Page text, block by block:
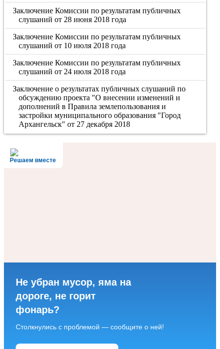
Заключение Комиссии по результатам публичных
слушаний от 28 июня 2018 года
Заключение Комиссии по результатам публичных
слушаний от 10 июля 2018 года
Заключение Комиссии по результатам публичных
слушаний от 24 июля 2018 года
Заключение о результатах публичных слушаний по
обсуждению проекта "О внесении изменений и
дополнений в Правила землепользования и
застройки муниципального образования "Город
Архангельск" от 27 декабря 2018
Решаем вместе
Не убран мусор, яма на
дороге, не горит
фонарь?
Столкнулись с проблемой — сообщите о ней!